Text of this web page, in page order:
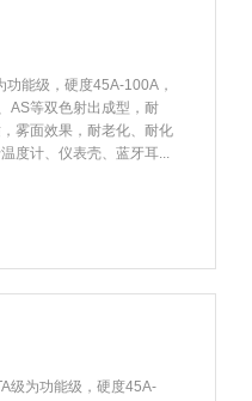
功能级，硬度45A-100A，
AS等双色射出成型，耐
雾面效果，耐老化、耐化
度计、仪表壳、蓝牙耳...
级为功能级，硬度45A-